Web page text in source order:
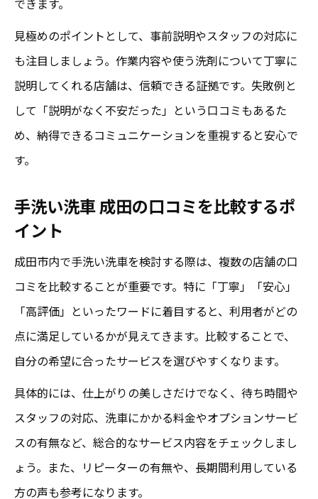
見極めのポイントとして、事前説明やスタッフの対応に
も注目しましょう。作業内容や使う洗剤について丁寧に
説明してくれる店舗は、信頼できる証拠です。失敗例と
して「説明がなく不安だった」という口コミもあるた
め、納得できるコミュニケーションを重視すると安心で
す。
手洗い洗車 成田の口コミを比較するポ
イント
成田市内で手洗い洗車を検討する際は、複数の店舗の口
コミを比較することが重要です。特に「丁寧」「安心」
「高評価」といったワードに着目すると、利用者がどの
点に満足しているかが見えてきます。比較することで、
自分の希望に合ったサービスを選びやすくなります。
具体的には、仕上がりの美しさだけでなく、待ち時間や
スタッフの対応、洗車にかかる料金やオプションサービ
スの有無など、総合的なサービス内容をチェックしまし
ょう。また、リピーターの有無や、長期間利用している
方の声も参考になります。